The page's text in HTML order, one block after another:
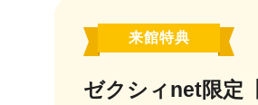
来館特典
ゼクシィnet限定